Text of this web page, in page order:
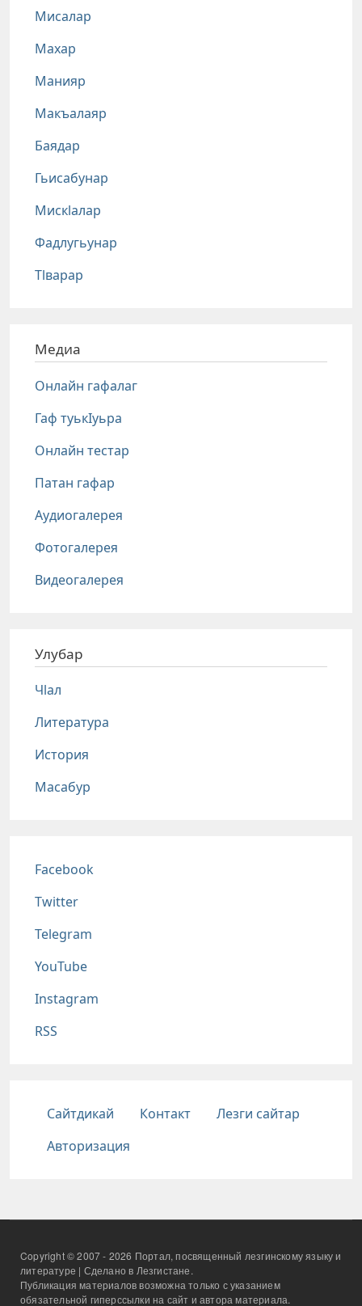
Мисалар
Махар
Манияр
Макъалаяр
Баядар
Гьисабунар
Мискlалар
Фадлугьунар
Тlварар
Медиа
Онлайн гафалаг
Гаф туькIуьра
Онлайн тестар
Патан гафар
Аудиогалерея
Фотогалерея
Видеогалерея
Улубар
Чlал
Литература
История
Масабур
Соц сети
Facebook
Twitter
Telegram
YouTube
Instagram
RSS
Подвал
Сайтдикай Контакт
Лезги сайтар
Авторизация
Copyright © 2007 - 2026 Портал, посвященный лезгинскому языку и
литературе | Сделано в Лезгистане.
Публикация материалов возможна только с указанием
обязательной гиперссылки на сайт и автора материала.